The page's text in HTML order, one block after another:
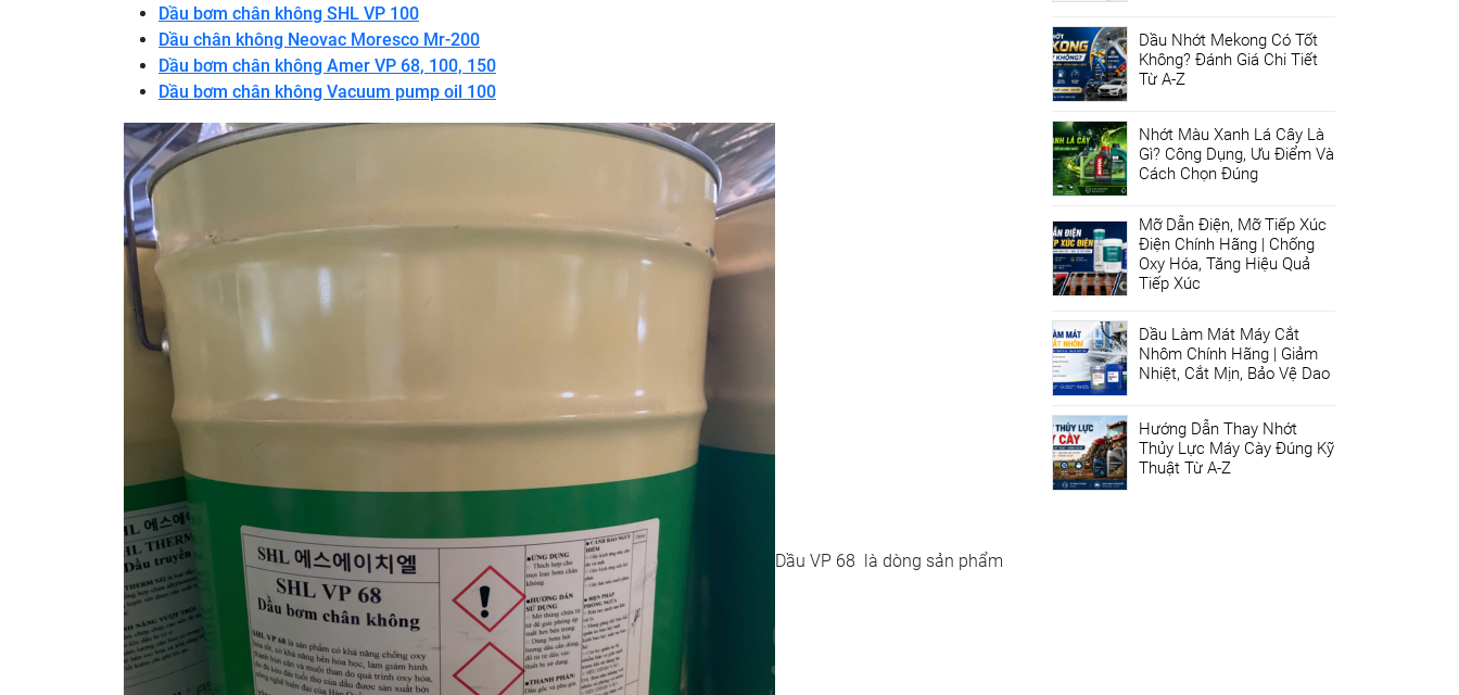
Dầu bơm chân không SHL VP 100
Dầu chân không Neovac Moresco Mr-200
Dầu bơm chân không Amer VP 68, 100, 150
Dầu bơm chân không Vacuum pump oil 100
Dầu VP 68 là dòng sản phẩm
Dầu Nhớt Mekong Có Tốt
Không? Đánh Giá Chi Tiết
Từ A-Z
Nhớt Màu Xanh Lá Cây Là
Gì? Công Dụng, Ưu Điểm Và
Cách Chọn Đúng
Mỡ Dẫn Điện, Mỡ Tiếp Xúc
Điện Chính Hãng | Chống
Oxy Hóa, Tăng Hiệu Quả
Tiếp Xúc
Dầu Làm Mát Máy Cắt
Nhôm Chính Hãng | Giảm
Nhiệt, Cắt Mịn, Bảo Vệ Dao
Hướng Dẫn Thay Nhớt
Thủy Lực Máy Cày Đúng Kỹ
Thuật Từ A-Z